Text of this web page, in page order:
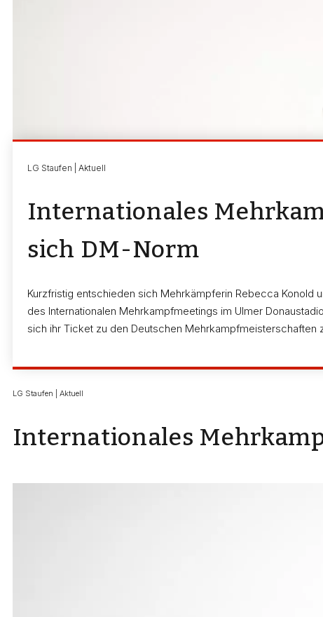
LG Staufen | Aktuell
Internationales
sich DM-Norm
Kurzfristig entschieden sich Mehrkämpferin Rebecca Konold
des Internationalen Mehrkampfmeetings im Ulmer
sich ihr Ticket zu den Deutschen Mehrkampfmeisterschaften
LG Staufen | Aktuell
Internationales